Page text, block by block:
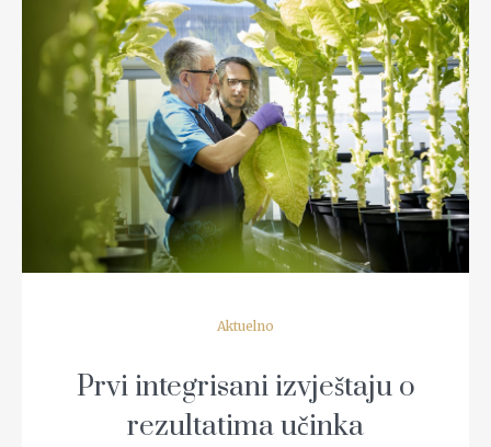
READ MORE
Aktuelno
Prvi integrisani izvještaju o
rezultatima učinka